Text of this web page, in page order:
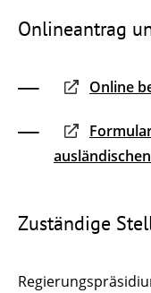
Onlineantrag
Online
Zuständige